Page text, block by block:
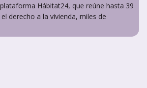
Hábitat24, que reúne hasta 39
derecho a la vivienda, miles de